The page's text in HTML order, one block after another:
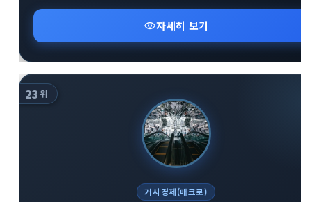
visibility자세히 보기
23 위
거시경제(매크로)
다운로드
활용팁 스티커 보안
채널·봇